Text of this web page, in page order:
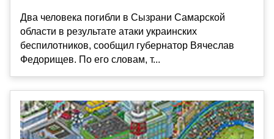
Два человека погибли в Сызрани Самарской
области в результате атаки украинских
беспилотников, сообщил губернатор Вячеслав
Федорищев. По его словам, т...